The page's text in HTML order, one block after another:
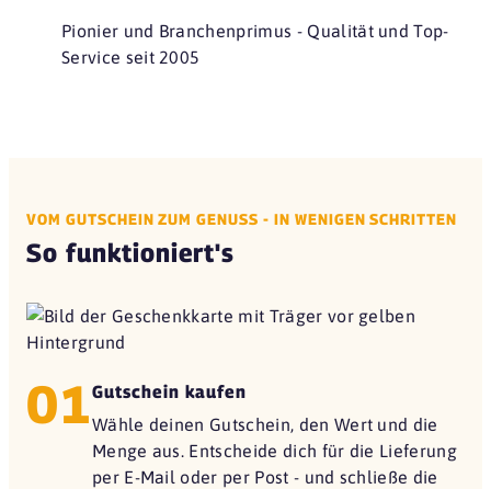
Pionier und Branchenprimus - Qualität und Top-
Service seit 2005
VOM GUTSCHEIN ZUM GENUSS - IN WENIGEN SCHRITTEN
So funktioniert's
01Gutschein kaufen
Wähle deinen Gutschein, den Wert und die
Menge aus. Entscheide dich für die Lieferung
per E-Mail oder per Post - und schließe die